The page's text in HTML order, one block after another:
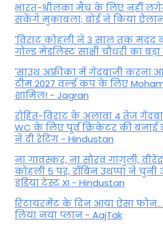
भारत-श्रीलंका मैच के लिए नहीं
सकेंगे मुकाबला; बोर्ड ने किया
'विराट कोहली ने 3 साल तक मदद
गोल्ड मेडलिस्ट साक्षी चौधरी का
'साउथ अफ्रीका में गेंदबाजी करना
टीम 2027 वर्ल्‍ड कप के लिए
शामिल! - Jagran
रोहित-विराट के अलावा 4 तेज
WC के लिए पूर्व क्रिकेटर की
ने दी रेटिंग - Hindustan
ना गावस्कर, ना सौरव गांगुली,
कोहली 5 पर, रॉबिन उथप्पा ने
इंडिया टेस्ट XI - Hindustan
रिटायरमेंट के दिन आया ऐसा
लिया नया प्लान - AajTak